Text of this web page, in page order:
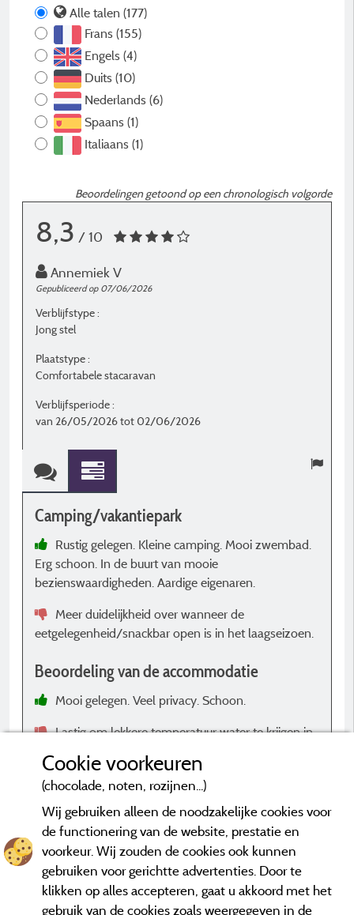
Alle talen (177)
Frans (155)
Engels (4)
Duits (10)
Nederlands (6)
Spaans (1)
Italiaans (1)
Beoordelingen getoond op een chronologisch volgorde
8,3 / 10
Annemiek V
Gepubliceerd op 07/06/2026
Verblijfstype :
Jong stel
Plaatstype :
Comfortabele stacaravan
Verblijfsperiode :
van 26/05/2026 tot 02/06/2026
Camping/vakantiepark
Rustig gelegen. Kleine camping. Mooi zwembad.
Erg schoon. In de buurt van mooie
bezienswaardigheden. Aardige eigenaren.
Meer duidelijkheid over wanneer de
eetgelegenheid/snackbar open is in het laagseizoen.
Beoordeling van de accommodatie
Mooi gelegen. Veel privacy. Schoon.
Lastig om lekkere temperatuur water te krijgen in
*Beoordelingen die niet ouder zijn dan drie jaar en een controle
hebben ondergaan.Meer informatie
Cookie voorkeuren
(chocolade, noten, rozijnen...)
Wij gebruiken alleen de noodzakelijke cookies voor
de functionering van de website, prestatie en
voorkeur. Wij zouden de cookies ook kunnen
gebruiken voor gerichtte advertenties. Door te
klikken op alles accepteren, gaat u akkoord met het
gebruik van de cookies zoals weergegeven in de